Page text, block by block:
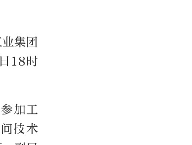
集团
18时
加工
技术